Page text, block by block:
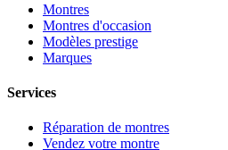
Montres
Montres d'occasion
Modèles prestige
Marques
Services
Réparation de montres
Vendez votre montre